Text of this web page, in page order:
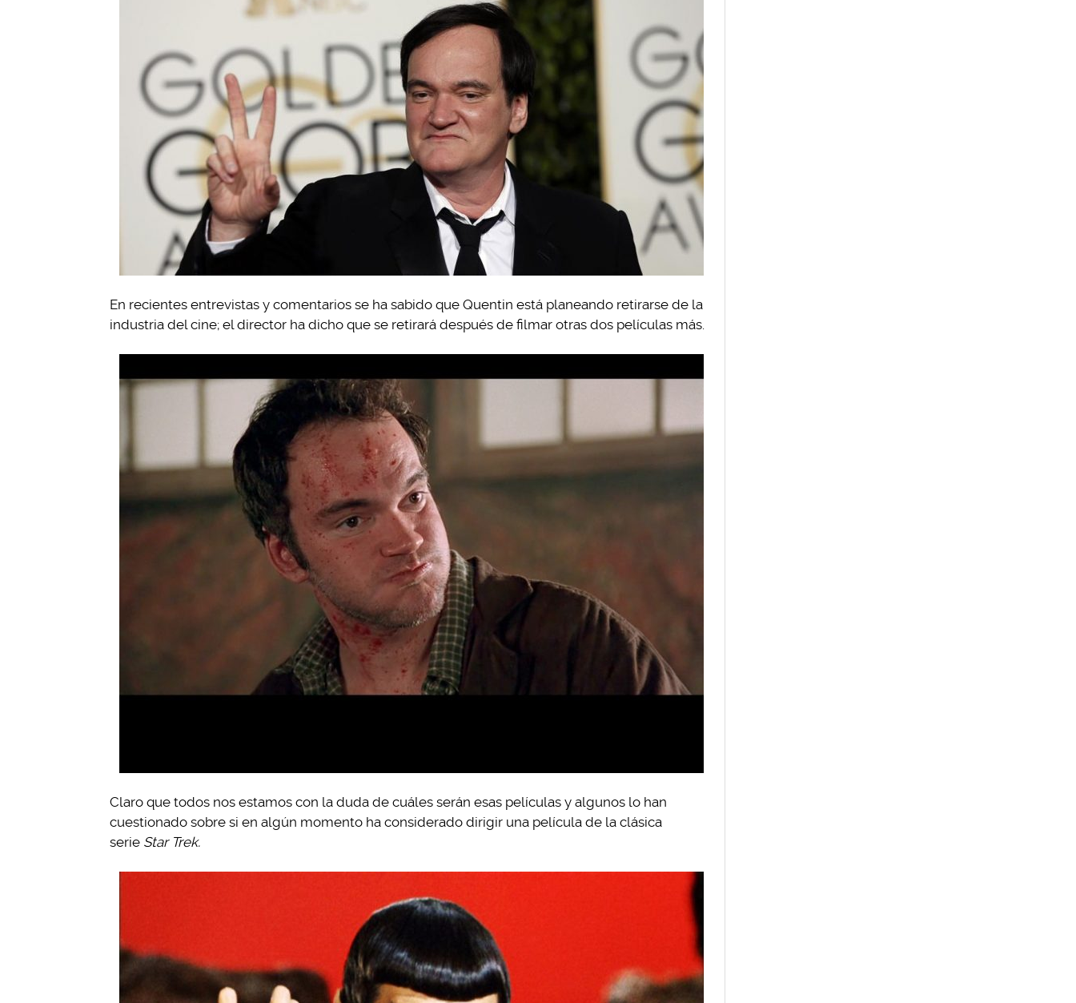
En recientes entrevistas y comentarios se ha sabido que Quentin está planeando retirarse de la
industria del cine; el director ha dicho que se retirará después de filmar otras dos películas más.
Claro que todos nos estamos con la duda de cuáles serán esas películas y algunos lo han
cuestionado sobre si en algún momento ha considerado dirigir una película de la clásica
serie Star Trek.